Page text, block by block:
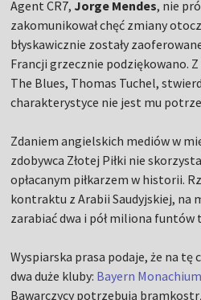
Agent CR7, Jorge Mendes, nie
zakomunikował chęć zmiany
błyskawicznie zostały
Francji grzecznie podziękowano.
The Blues, Thomas Tuchel,
charakterystyce nie jest mu
Zdaniem angielskich mediów w
zdobywca Złotej Piłki nie
opłacanym piłkarzem w historii.
kontraktu z Arabii Saudyjskiej, na
zarabiać dwa i pół miliona funtów
Wyspiarska prasa podaje, że na tę
dwa duże kluby: Bayern Monachium
Bawarczycy potrzebują